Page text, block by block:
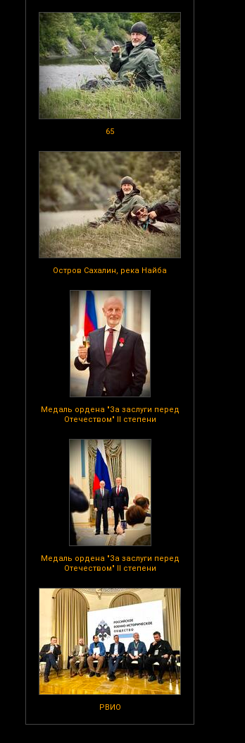
65
Остров Сахалин, река Найба
Медаль ордена "За заслуги перед
Отечеством" II степени
Медаль ордена "За заслуги перед
Отечеством" II степени
РВИО